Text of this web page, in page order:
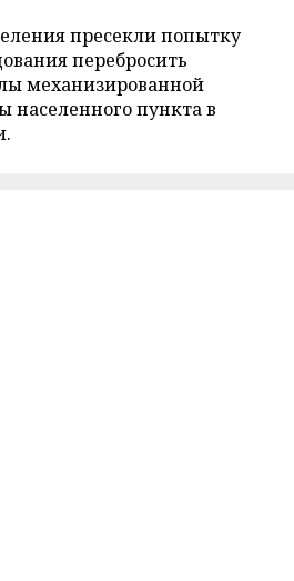
пресекли попытку
перебросить
механизированной
населенного пункта в